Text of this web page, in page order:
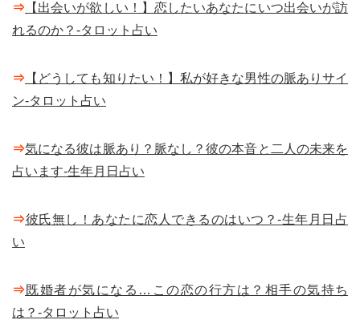
⇒ 【出会いが欲しい！】恋したいあなたにいつ出会いが訪
れるのか？-タロット占い
⇒ 【どうしても知りたい！】私が好きな男性の脈ありサイ
ン-タロット占い
⇒気になる彼は脈あり？脈なし？彼の本音と二人の未来を
占います-生年月日占い
⇒彼氏無し！あなたに恋人できるのはいつ？-生年月日占
い
⇒既婚者が気になる…この恋の行方は？相手の気持ち
は？-タロット占い